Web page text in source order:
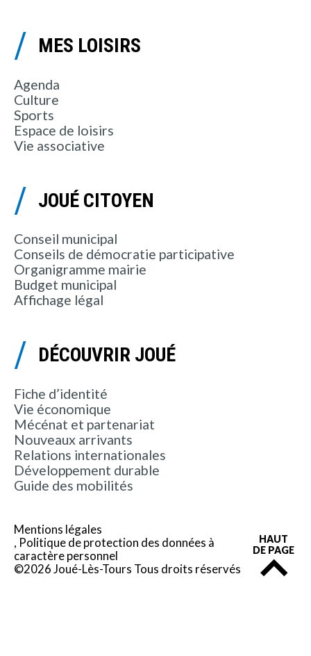
MES LOISIRS
Agenda
Culture
Sports
Espace de loisirs
Vie associative
JOUÉ CITOYEN
Conseil municipal
Conseils de démocratie participative
Organigramme mairie
Budget municipal
Affichage légal
DÉCOUVRIR JOUÉ
Fiche d’identité
Vie économique
Mécénat et partenariat
Nouveaux arrivants
Relations internationales
Développement durable
Guide des mobilités
Mentions légales
Politique de protection des données à
caractère personnel
©2026 Joué-Lès-Tours Tous droits réservés
HAUT
DE PAGE